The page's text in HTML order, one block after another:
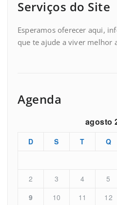
Serviços do Site
Esperamos oferecer aqui,
que te ajude a viver melhor
Agenda
agosto
D S T Q
2
3 4 5
9
10 11 12